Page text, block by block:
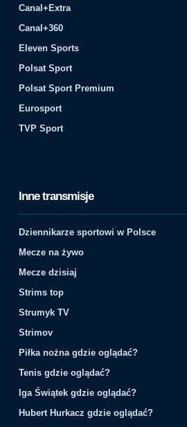
Canal+Extra
Canal+360
Eleven Sports
Polsat Sport
Polsat Sport Premium
Eurosport
TVP Sport
Inne transmisje
Dziennikarze sportowi w Polsce
Mecze na żywo
Mecze dzisiaj
Strims top
Strumyk TV
Strimov
Piłka nożna gdzie oglądać?
Tenis gdzie oglądać?
Iga Świątek gdzie oglądać?
Hubert Hurkacz gdzie oglądać?